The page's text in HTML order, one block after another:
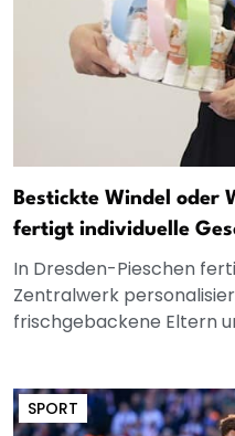
Bestickte Windel oder
fertigt individuelle
In Dresden-Pieschen
Zentralwerk
frischgebackene Eltern
SPORT